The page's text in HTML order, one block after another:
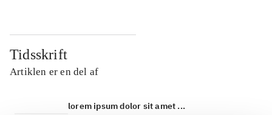
Tidsskrift
Artiklen er en del af
lorem ipsum dolor sit amet ...